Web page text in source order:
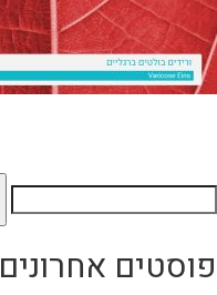
חיפוש:
פוסטים אחרונים